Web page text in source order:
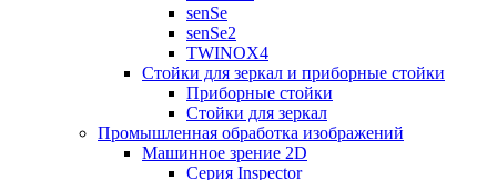
senSe
senSe2
TWINOX4
Стойки для зеркал и приборные стойки
Приборные стойки
Стойки для зеркал
Промышленная обработка изображений
Машинное зрение 2D
Серия Inspector